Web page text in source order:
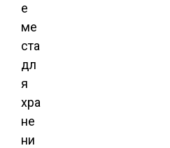
е
ме
ста
дл
я
хра
не
ни